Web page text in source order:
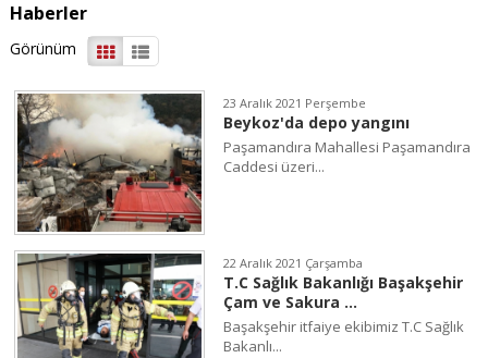
Haberler
Görünüm
23 Aralık 2021 Perşembe
Beykoz'da depo yangını
Paşamandıra Mahallesi Paşamandıra
Caddesi üzeri...
22 Aralık 2021 Çarşamba
T.C Sağlık Bakanlığı Başakşehir
Çam ve Sakura ...
Başakşehir itfaiye ekibimiz T.C Sağlık
Bakanlı...